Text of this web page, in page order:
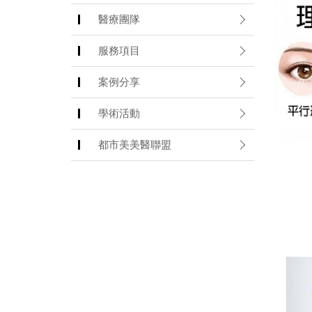
醫療團隊
服務項目
案例分享
學術活動
都市美美醫聯盟